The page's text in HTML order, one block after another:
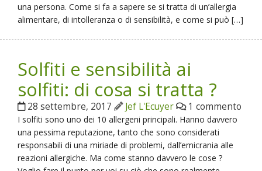
una persona. Come si fa a sapere se si tratta di un’allergia
alimentare, di intolleranza o di sensibilità, e come si può […]
Solfiti e sensibilità ai
solfiti: di cosa si tratta ?
28 settembre, 2017 Jef L'Ecuyer 1 commento
I solfiti sono uno dei 10 allergeni principali. Hanno davvero
una pessima reputazione, tanto che sono considerati
responsabili di una miriade di problemi, dall’emicrania alle
reazioni allergiche. Ma come stanno davvero le cose ?